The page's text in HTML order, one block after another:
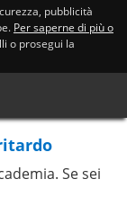
pubblicità
Per saperne di più o
o prosegui la
Se sei